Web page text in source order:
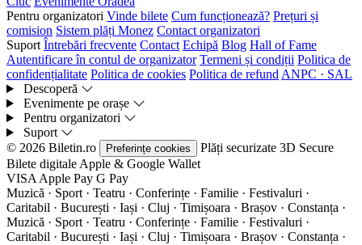
Pentru organizatori Vinde bilete Cum funcționează? Prețuri și
comision Sistem plăți Monez Contact organizatori
Suport Întrebări frecvente Contact Echipă Blog Hall of Fame
Autentificare în contul de organizator Termeni și condiții Politica de
confidențialitate Politica de cookies Politica de refund ANPC · SAL
Descoperă
Evenimente pe orașe
Pentru organizatori
Suport
© 2026 Biletin.ro
Preferințe cookies Plăți securizate 3D Secure
Bilete digitale Apple & Google Wallet
VISA Apple Pay G Pay
Muzică · Sport · Teatru · Conferințe · Familie · Festivaluri ·
Caritabil · București · Iași · Cluj · Timișoara · Brașov · Constanța ·
Muzică · Sport · Teatru · Conferințe · Familie · Festivaluri ·
Caritabil · București · Iași · Cluj · Timișoara · Brașov · Constanța ·